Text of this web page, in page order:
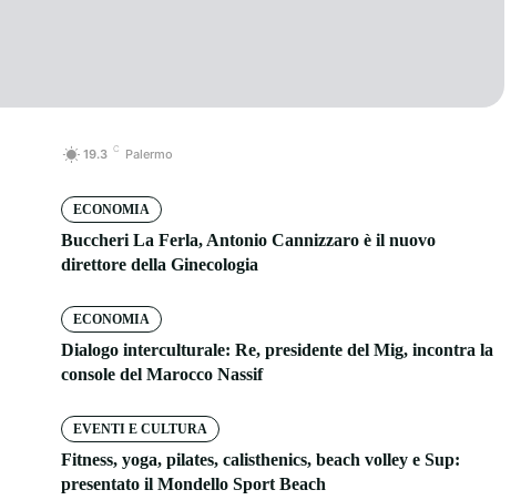
19.3 C Palermo
ECONOMIA
Buccheri La Ferla, Antonio Cannizzaro è il nuovo
direttore della Ginecologia
ECONOMIA
Dialogo interculturale: Re, presidente del Mig, incontra la
console del Marocco Nassif
EVENTI E CULTURA
Fitness, yoga, pilates, calisthenics, beach volley e Sup:
presentato il Mondello Sport Beach